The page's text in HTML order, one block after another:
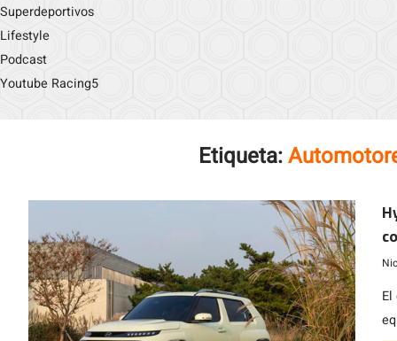
Superdeportivos
Lifestyle
Podcast
Youtube Racing5
Etiqueta: